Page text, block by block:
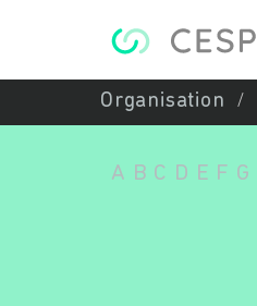
Organisation
A B C D E F G